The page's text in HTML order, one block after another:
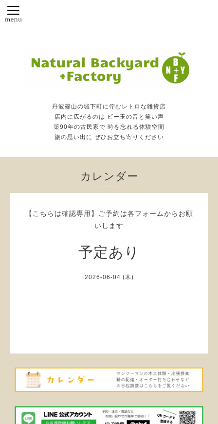
丹波篠山の城下町に佇むレトロな雑貨店
店内に広がるのは ビー玉の音と笑い声
築90年の古民家で 時を忘れる体験空間
旅の思い出に ぜひお立ち寄りください
カレンダー
【こちらは確認専用】ご予約は各フォームからお願
いします
予定あり
2026-06-04 (木)